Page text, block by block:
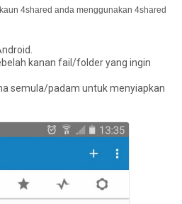
4shared anda menggunakan 4shared
kanan fail/folder yang ingin
semula/padam untuk menyiapkan